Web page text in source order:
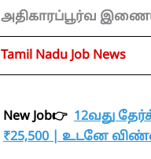
அதிகாரப்பூர்வ
Tamil Nadu Job News
New Job👉 12வது
₹25,500 | உடனே